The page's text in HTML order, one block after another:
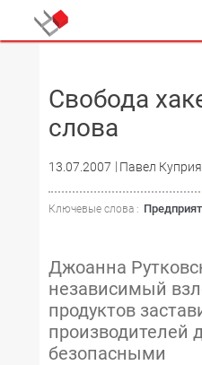
Свобода
слова
13.07.2007 Павел
Ключевые слова :
Джоанна
независимый
продуктов
производителей
безопасными